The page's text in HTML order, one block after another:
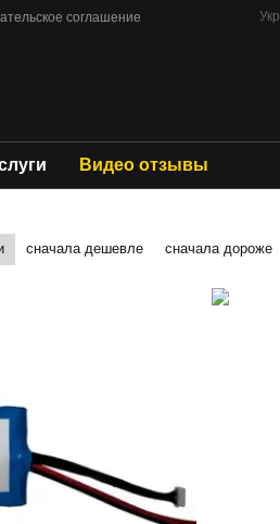
соглашение
Укр
Видео отзывы
сначала дешевле сначала дороже